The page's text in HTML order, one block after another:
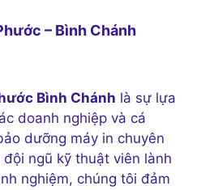
– Bình Chánh
Bình Chánh là sự lựa
doanh nghiệp và cá
dưỡng máy in chuyên
ngũ kỹ thuật viên lành
nghiệm, chúng tôi đảm